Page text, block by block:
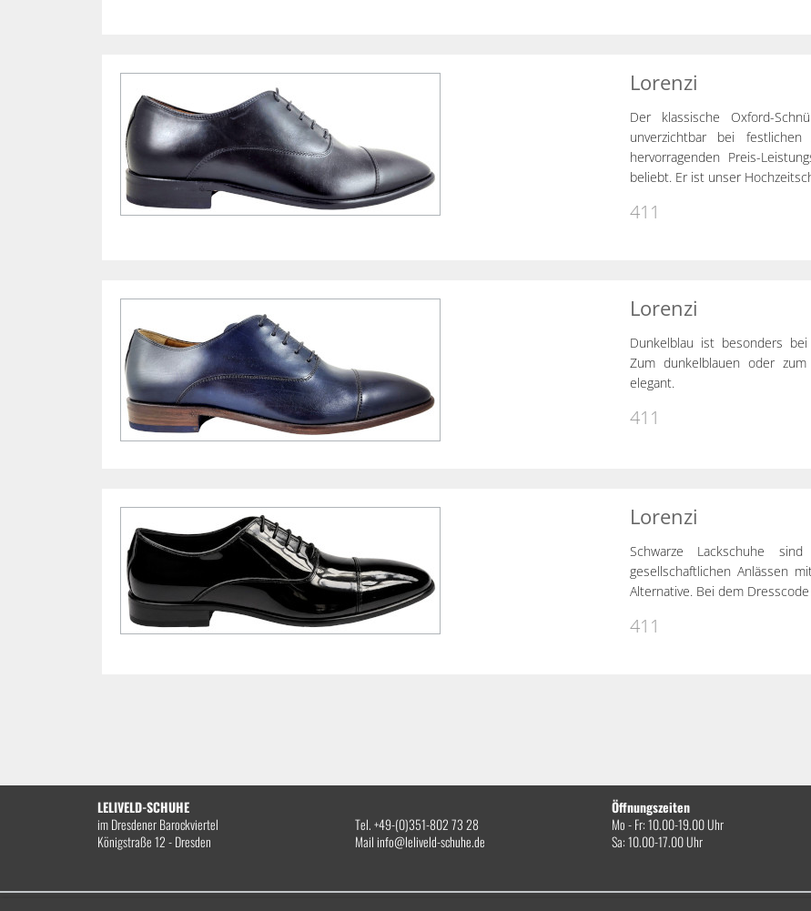
Lorenzi
Der klassische Oxford-
unverzichtbar bei
hervorragenden Preis-
beliebt. Er ist unser
411
Lorenzi
Dunkelblau ist besonders
Zum dunkelblauen oder
elegant.
411
Lorenzi
Schwarze Lackschuhe
gesellschaftlichen Anlässen
Alternative. Bei dem
411
LELIVELD-SCHUHE
im Dresdener Barockviertel
Königstraße 12 - Dresden
Tel. +49-(0)351-802 73 28
Mail info@leliveld-schuhe.de
Öffnungszeiten
Mo - Fr: 10.00-19.00 Uhr
Sa: 10.00-17.00 Uhr